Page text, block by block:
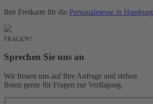
Ihre Freikarte für die Personalmesse in Hamburg
FRAGEN?
Sprechen Sie uns an
Wir freuen uns auf Ihre Anfrage und stehen
Ihnen gerne für Fragen zur Verfügung.